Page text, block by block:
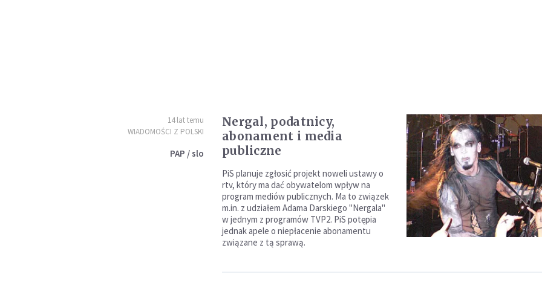
14 lat temu
WIADOMOŚCI Z POLSKI
PAP / slo
Nergal, podatnicy,
abonament i media
publiczne
PiS planuje zgłosić projekt noweli ustawy o
rtv, który ma dać obywatelom wpływ na
program mediów publicznych. Ma to związek
m.in. z udziałem Adama Darskiego "Nergala"
w jednym z programów TVP2. PiS potępia
jednak apele o niepłacenie abonamentu
związane z tą sprawą.